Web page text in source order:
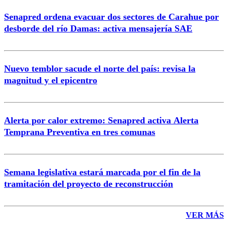
Correo
Senapred ordena evacuar dos sectores de Carahue por
desborde del río Damas: activa mensajería SAE
Nuevo temblor sacude el norte del país: revisa la
magnitud y el epicentro
Alerta por calor extremo: Senapred activa Alerta
Temprana Preventiva en tres comunas
Semana legislativa estará marcada por el fin de la
tramitación del proyecto de reconstrucción
VER MÁS